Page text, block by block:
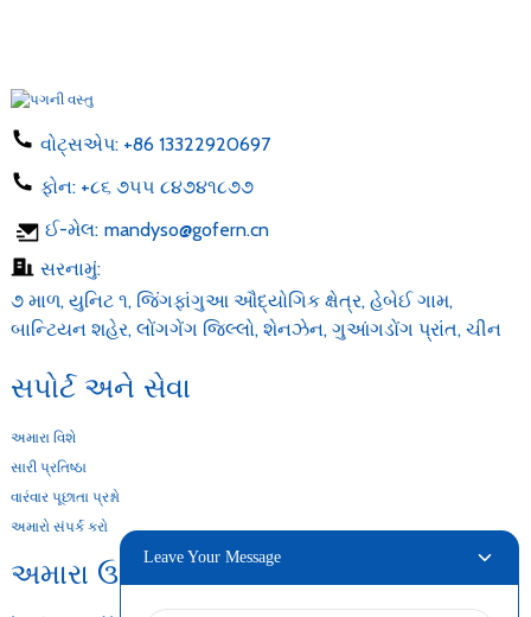
વોટ્સએપ: +86 13322920697
ફોન: +૮૬ ૭૫૫ ૮૪૭૪૧૮૭૭
ઈ-મેલ: mandyso@gofern.cn
સરનામું:
૭ માળ, યુનિટ ૧, જિંગફાંગુઆ ઔદ્યોગિક ક્ષેત્ર, હેબેઈ ગામ,
બાન્ટિયન શહેર, લોંગગેંગ જિલ્લો, શેનઝેન, ગુઆંગડોંગ પ્રાંત, ચીન
સપોર્ટ અને સેવા
અમારા વિશે
સારી પ્રતિષ્ઠા
વારંવાર પૂછાતા પ્રશ્નો
અમારો સંપર્ક કરો
અમારા ઉત્પાદનો
Leave Your Message